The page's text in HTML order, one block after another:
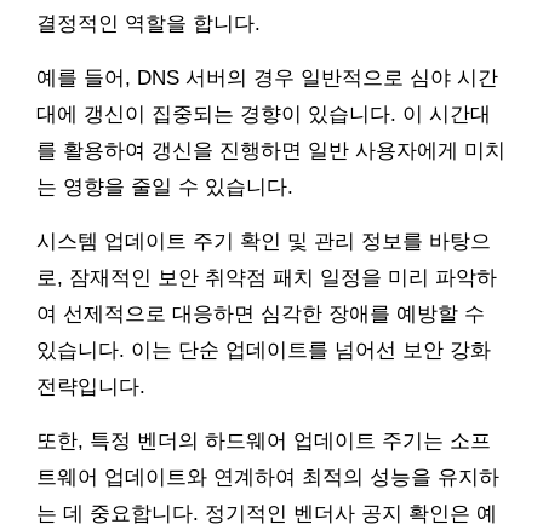
결정적인 역할을 합니다.
예를 들어, DNS 서버의 경우 일반적으로 심야 시간
대에 갱신이 집중되는 경향이 있습니다. 이 시간대
를 활용하여 갱신을 진행하면 일반 사용자에게 미치
는 영향을 줄일 수 있습니다.
시스템 업데이트 주기 확인 및 관리 정보를 바탕으
로, 잠재적인 보안 취약점 패치 일정을 미리 파악하
여 선제적으로 대응하면 심각한 장애를 예방할 수
있습니다. 이는 단순 업데이트를 넘어선 보안 강화
전략입니다.
또한, 특정 벤더의 하드웨어 업데이트 주기는 소프
트웨어 업데이트와 연계하여 최적의 성능을 유지하
는 데 중요합니다. 정기적인 벤더사 공지 확인은 예